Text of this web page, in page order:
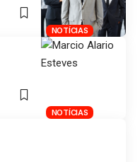
NOTÍCIAS
NOTÍCIAS